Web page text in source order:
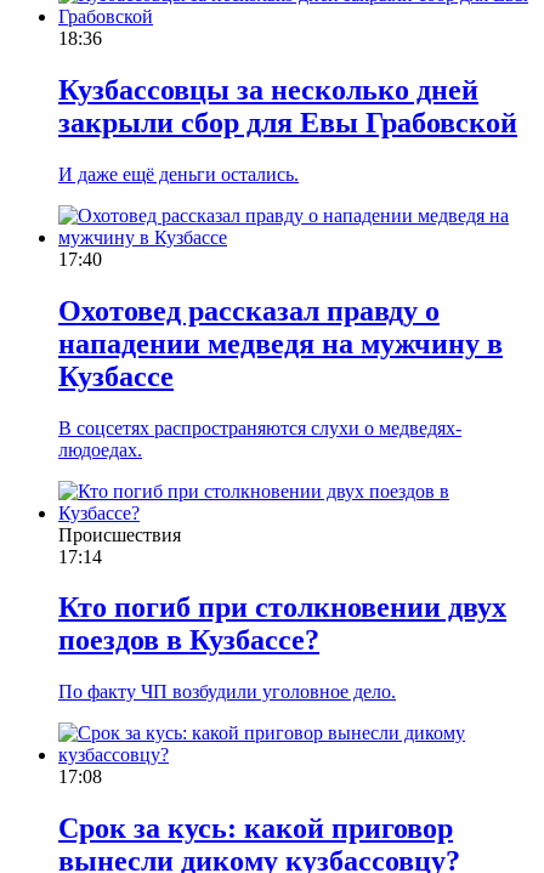
18:36
Кузбассовцы за несколько дней
закрыли сбор для Евы Грабовской
И даже ещё деньги остались.
17:40
Охотовед рассказал правду о
нападении медведя на мужчину в
Кузбассе
В соцсетях распространяются слухи о медведях-
людоедах.
Происшествия
17:14
Кто погиб при столкновении двух
поездов в Кузбассе?
По факту ЧП возбудили уголовное дело.
17:08
Срок за кусь: какой приговор
вынесли дикому кузбассовцу?